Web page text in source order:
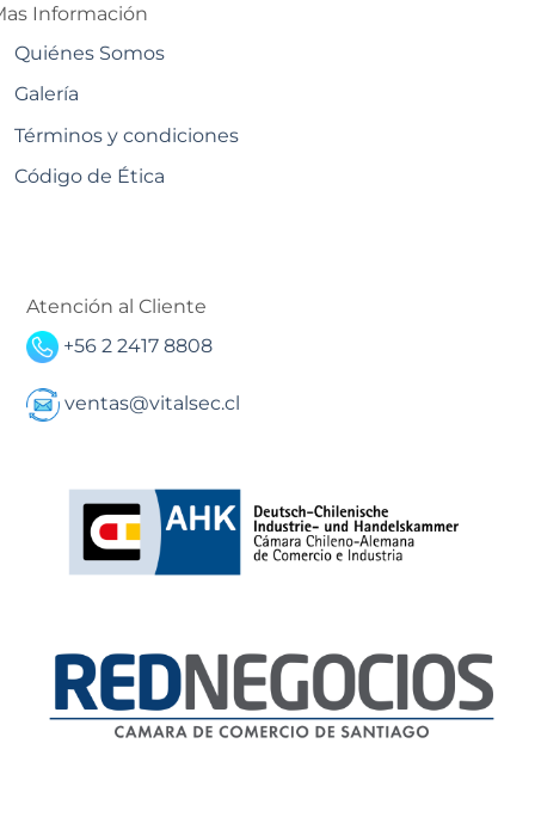
Información
Quiénes Somos
Galería
Términos y condiciones
Código de Ética
Atención al Cliente
+56 2 2417 8808
ventas@vitalsec.cl